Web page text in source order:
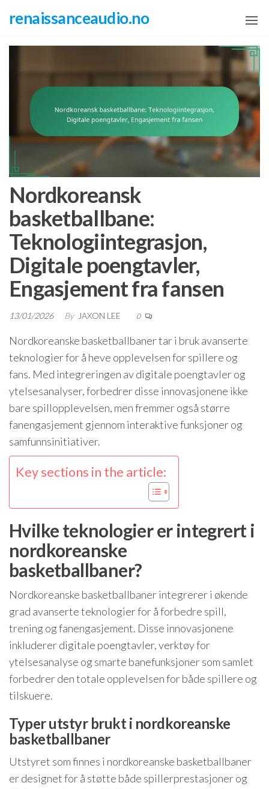
renaissanceaudio.no
Nordkoreansk
basketballbane:
Teknologiintegrasjon,
Digitale poengtavler,
Engasjement fra fansen
13/01/2026 By JAXON LEE 0
Nordkoreanske basketballbaner tar i bruk avanserte
teknologier for å heve opplevelsen for spillere og
fans. Med integreringen av digitale poengtavler og
ytelsesanalyser, forbedrer disse innovasjonene ikke
bare spillopplevelsen, men fremmer også større
fanengasjement gjennom interaktive funksjoner og
samfunnsinitiativer.
Key sections in the article:
Hvilke teknologier er integrert i
nordkoreanske
basketballbaner?
Nordkoreanske basketballbaner integrerer i økende
grad avanserte teknologier for å forbedre spill,
trening og fanengasjement. Disse innovasjonene
inkluderer digitale poengtavler, verktøy for
ytelsesanalyse og smarte banefunksjoner som samlet
forbedrer den totale opplevelsen for både spillere og
tilskuere.
Typer utstyr brukt i nordkoreanske
basketballbaner
Utstyret som finnes i nordkoreanske basketballbaner
er designet for å støtte både spillerprestasjoner og